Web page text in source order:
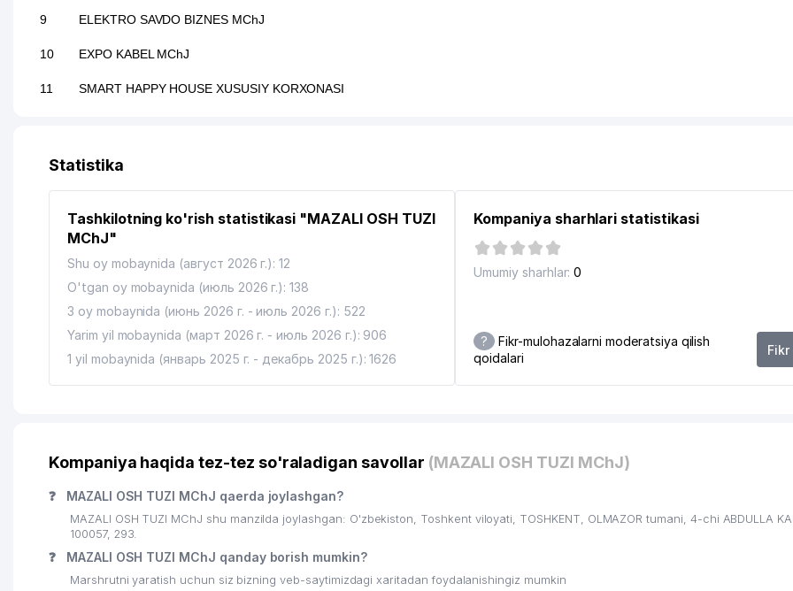
9 ELEKTRO SAVDO BIZNES MChJ
10 EXPO KABEL MChJ
11 SMART HAPPY HOUSE XUSUSIY KORXONASI
13 OLMAZOR TUMAN DEZINFEKSIYA STANSIYASI
14 UMT-RADIO QK MChJ
SANTEXSAVDO MChJ
SILVER NILE MChJ
AERO TECHNIC SERVICE MChJ
DOMINANT SPICE PRODUCT MChJ
SILGA QARSHI DISPANSERI № 3
22 RENT SERVICE LEADER MChJ
23 VARIANT MEDIA DEVELOPMENT GROUP XUSUSIY KORXONASI
HOME STYLE XUSUSIY KORXONASI
Statistika
Tashkilotning ko'rish statistikasi "MAZALI OSH TUZI
MChJ"
Shu oy mobaynida (август 2026 г.): 12
O'tgan oy mobaynida (июль 2026 г.): 138
3 oy mobaynida (июнь 2026 г. - июль 2026 г.): 522
Yarim yil mobaynida (март 2026 г. - июль 2026 г.): 906
1 yil mobaynida (январь 2025 г. - декабрь 2025 г.): 1626
Kompaniya sharhlari statistikasi
Umumiy sharhlar: 0
?
Fikr-mulohazalarni moderatsiya qilish
qoidalari
Kompaniya haqida tez-tez so'raladigan savollar (MAZALI OSH TUZI MChJ)
❓ MAZALI OSH TUZI MChJ qaerda joylashgan?
MAZALI OSH TUZI MChJ shu manzilda joylashgan: O'zbekiston, Toshkent viloyati, TOSHKENT, OLMAZOR tumani, 4-chi ABDULLA
100057, 293.
❓ MAZALI OSH TUZI MChJ qanday borish mumkin?
Marshrutni yaratish uchun siz bizning veb-saytimizdagi xaritadan foydalanishingiz mumkin